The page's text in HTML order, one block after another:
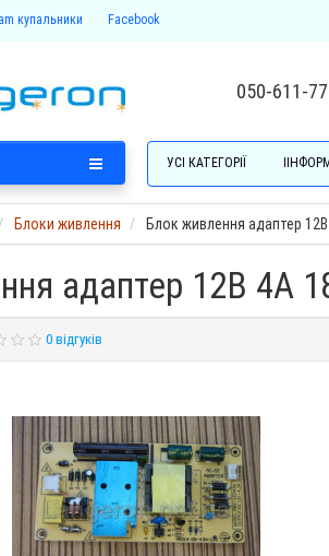
купальники Facebook
050-611-
УСІ КАТЕГОРІЇ
Блоки живлення Блок живлення адаптер
адаптер 12В 4А
0 відгуків